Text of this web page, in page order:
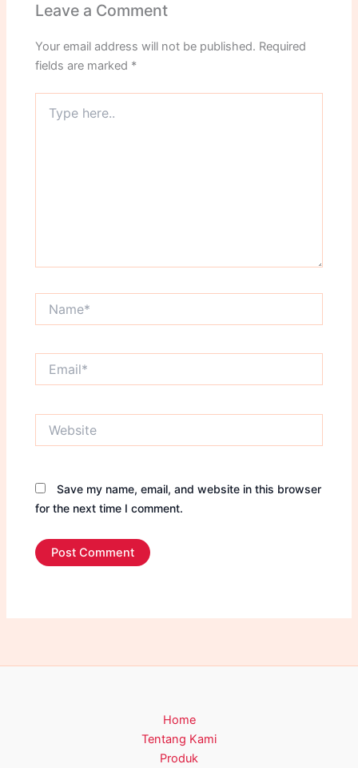
Leave a Comment
Your email address will not be published. Required
fields are marked *
here..
Save my name, email, and website in this browser
for the next time I comment.
Home
Tentang Kami
Produk